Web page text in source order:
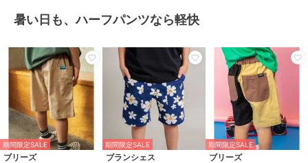
暑い日も、ハーフパンツなら軽快
期間限定SALE
ブリーズ
期間限定SALE
ブランシェス
期間限定SALE
ブリーズ